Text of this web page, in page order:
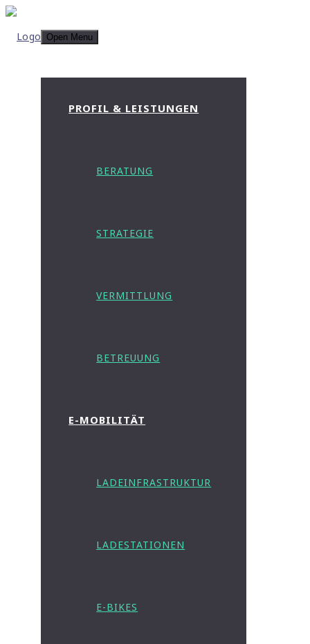
Open Menu
PROFIL & LEISTUNGEN
BERATUNG
STRATEGIE
VERMITTLUNG
BETREUUNG
E-MOBILITÄT
LADEINFRASTRUKTUR
LADESTATIONEN
E-BIKES